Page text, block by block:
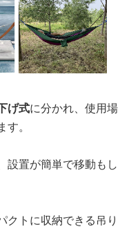
げ式に分かれ、使用場
。
設置が簡単で移動もし
クトに収納できる吊り